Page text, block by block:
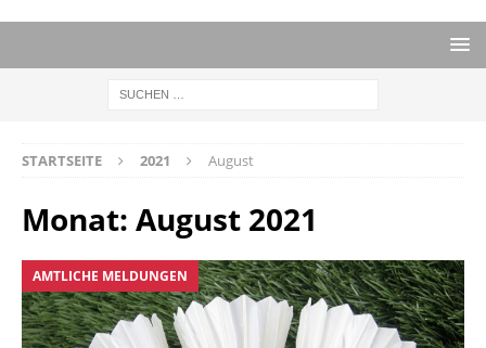
STARTSEITE 2021 August
Monat: August 2021
AMTLICHE MELDUNGEN